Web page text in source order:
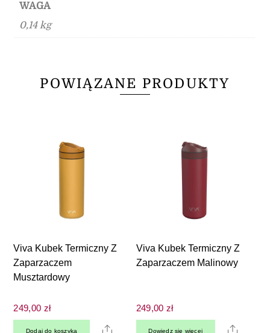
WAGA
0,14 kg
POWIĄZANE PRODUKTY
Viva Kubek Termiczny Z
Zaparzaczem
Musztardowy
249,00 zł
Dodaj do koszyka Share
Viva Kubek Termiczny Z
Zaparzaczem Malinowy
249,00 zł
Dowiedz się więcej Share